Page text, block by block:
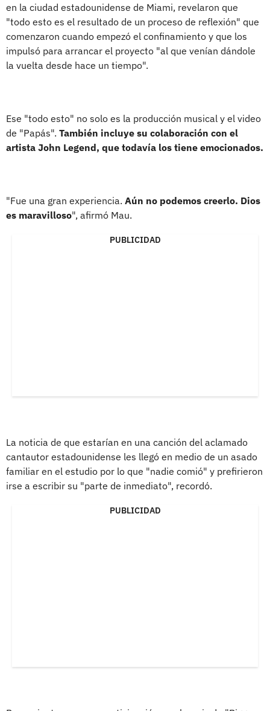
en la ciudad estadounidense de Miami, revelaron que
"todo esto es el resultado de un proceso de reflexión" que
comenzaron cuando empezó el confinamiento y que los
impulsó para arrancar el proyecto "al que venían dándole
la vuelta desde hace un tiempo".
Ese "todo esto" no solo es la producción musical y el video
de "Papás". También incluye su colaboración con el
artista John Legend, que todavía los tiene emocionados.
"Fue una gran experiencia. Aún no podemos creerlo. Dios
es maravilloso", afirmó Mau.
PUBLICIDAD
La noticia de que estarían en una canción del aclamado
cantautor estadounidense les llegó en medio de un asado
familiar en el estudio por lo que "nadie comió" y prefirieron
irse a escribir su "parte de inmediato", recordó.
PUBLICIDAD